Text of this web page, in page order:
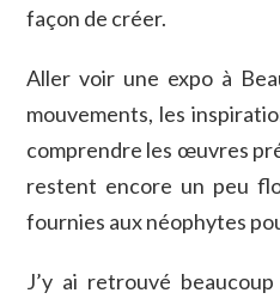
façon de créer.
Aller voir une expo à
mouvements, les
comprendre les œuvres
restent encore un peu
fournies aux néophytes
J’y ai retrouvé